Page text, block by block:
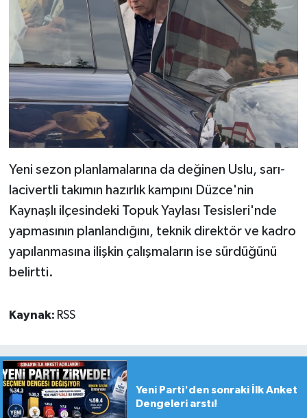
Yeni sezon planlamalarına da değinen Uslu, sarı-
lacivertli takımın hazırlık kampını Düzce'nin
Kaynaşlı ilçesindeki Topuk Yaylası Tesisleri'nde
yapmasının planlandığını, teknik direktör ve kadro
yapılanmasına ilişkin çalışmaların ise sürdüğünü
belirtti.
Kaynak: RSS
Yeni Parti'den sonraki İlk Anket
Dengeleri arstı!